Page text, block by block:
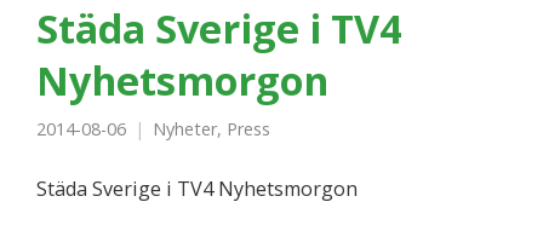
Städa Sverige i TV4
Nyhetsmorgon
2014-08-06 Nyheter, Press
Städa Sverige i TV4 Nyhetsmorgon